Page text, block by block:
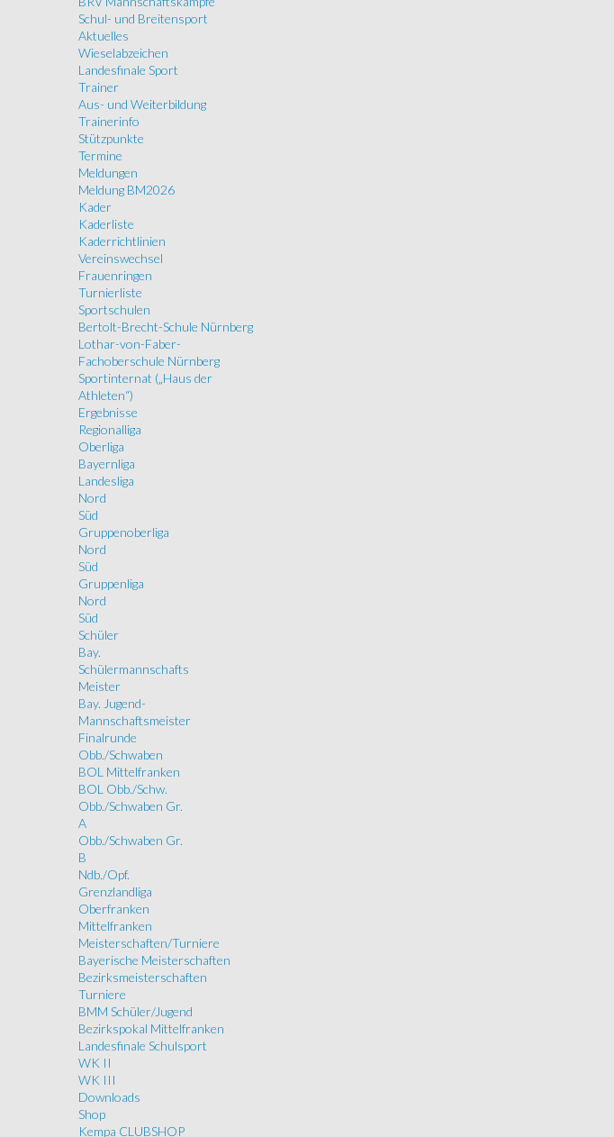
Schul- und Breitensport
Aktuelles
Wieselabzeichen
Landesfinale Sport
Trainer
Aus- und Weiterbildung
Trainerinfo
Stützpunkte
Termine
Meldungen
Meldung BM2026
Kader
Kaderliste
Kaderrichtlinien
Vereinswechsel
Frauenringen
Turnierliste
Sportschulen
Bertolt-Brecht-Schule Nürnberg
Lothar-von-Faber-
Fachoberschule Nürnberg
Sportinternat („Haus der
Athleten“)
Ergebnisse
Regionalliga
Oberliga
Bayernliga
Landesliga
Nord
Süd
Gruppenoberliga
Nord
Süd
Gruppenliga
Nord
Süd
Schüler
Bay.
Schülermannschafts
Meister
Bay. Jugend-
Mannschaftsmeister
Finalrunde
Obb./Schwaben
BOL Mittelfranken
BOL Obb./Schw.
Obb./Schwaben Gr.
A
Obb./Schwaben Gr.
B
Ndb./Opf.
Grenzlandliga
Oberfranken
Mittelfranken
Meisterschaften/Turniere
Bayerische Meisterschaften
Bezirksmeisterschaften
Turniere
BMM Schüler/Jugend
Bezirkspokal Mittelfranken
Landesfinale Schulsport
WK II
WK III
Downloads
Shop
Kempa CLUBSHOP